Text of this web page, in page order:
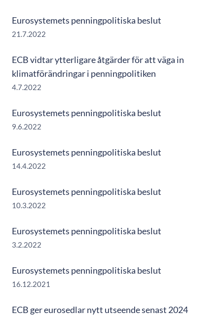
Eurosystemets penningpolitiska beslut
21.7.2022
ECB vidtar ytterligare åtgärder för att väga in
klimatförändringar i penningpolitiken
4.7.2022
Eurosystemets penningpolitiska beslut
9.6.2022
Eurosystemets penningpolitiska beslut
14.4.2022
Eurosystemets penningpolitiska beslut
10.3.2022
Eurosystemets penningpolitiska beslut
3.2.2022
Eurosystemets penningpolitiska beslut
16.12.2021
ECB ger eurosedlar nytt utseende senast 2024